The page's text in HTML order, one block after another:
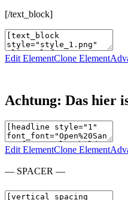
[/text_block]
Edit ElementClone Element
Achtung: Das hier
Edit ElementClone Element
— SPACER —